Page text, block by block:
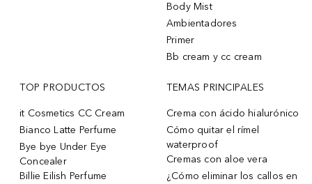
Body Mist
Ambientadores
Primer
Bb cream y cc cream
TOP PRODUCTOS
it Cosmetics CC Cream
Bianco Latte Perfume
Bye bye Under Eye
Concealer
Billie Eilish Perfume
TEMAS PRINCIPALES
Crema con ácido hialurónico
Cómo quitar el rímel
waterproof
Cremas con aloe vera
¿Cómo eliminar los callos en